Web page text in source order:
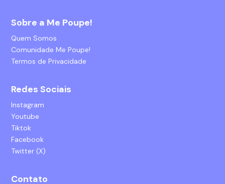
Sobre a Me Poupe!
Quem Somos
Comunidade Me Poupe!
Termos de Privacidade
Redes Sociais
Instagram
Youtube
Tiktok
Facebook
Twitter (X)
Contato